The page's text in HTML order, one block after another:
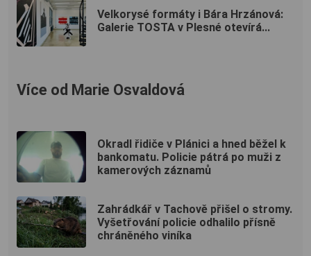
Velkorysé formáty i Bára Hrzánová:
Galerie TOSTA v Plesné otevírá...
Více od Marie Osvaldová
Okradl řidiče v Plánici a hned běžel k
bankomatu. Policie pátrá po muži z
kamerových záznamů
Zahrádkář v Tachově přišel o stromy.
Vyšetřování policie odhalilo přísně
chráněného viníka